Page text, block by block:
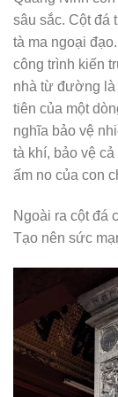
sâu sắc. Cột đá
tà ma ngoại
công trình kiến
nhà từ đường
tiên của một
nghĩa bảo vệ
tà khí, bảo vệ
ấm no của con
Ngoài ra cột đá
Tạo nên sức